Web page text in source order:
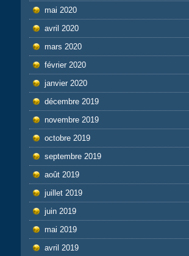
mai 2020
avril 2020
mars 2020
février 2020
janvier 2020
décembre 2019
novembre 2019
octobre 2019
septembre 2019
août 2019
juillet 2019
juin 2019
mai 2019
avril 2019